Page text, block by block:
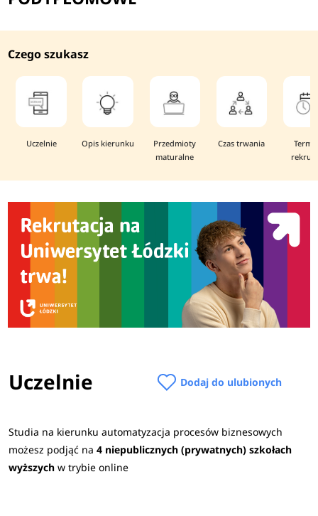
Czego szukasz
Uczelnie Opis kierunku
Przedmioty
maturalne
Czas trwania
Uczelnie Dodaj do ulubionych
Studia na kierunku automatyzacja procesów biznesowych
możesz podjąć na 4 niepublicznych (prywatnych) szkołach
wyższychw trybie online